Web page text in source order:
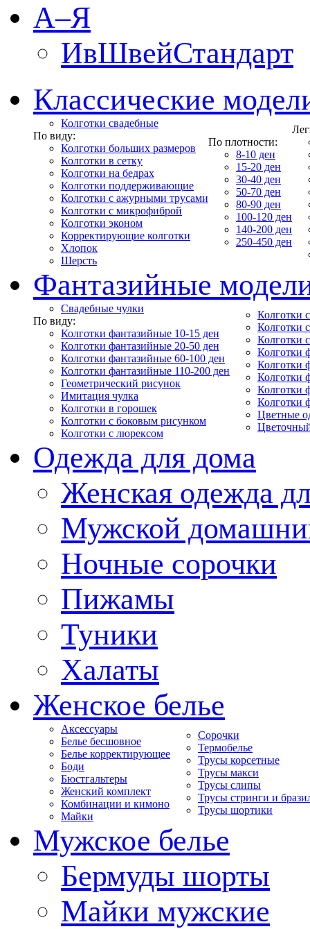
А–Я
ИвШвейСтандарт
Классические
Колготки свадебные
По виду:
Колготки больших размеров
Колготки в сетку
Колготки на бедрах
Колготки поддерживающие
Колготки с ажурными трусами
Колготки с микрофиброй
Колготки эконом
Корректирующие колготки
Хлопок
Шерсть
По плотности:
8-10 ден
15-20 ден
30-40 ден
50-70 ден
80-90 ден
100-120 ден
140-200 ден
250-450 ден
Фантазийные
Свадебные чулки
По виду:
Колготки фантазийные 10-15 ден
Колготки фантазийные 20-50 ден
Колготки фантазийные 60-100 ден
Колготки фантазийные 110-200 ден
Геометрический рисунок
Имитация чулка
Колготки в горошек
Колготки с боковым рисунком
Колготки с люрексом
Колготки
Колготки
Колготки
Колготки
Колготки
Колготки
Колготки
Колготки
Цветные
Одежда для дома
Женская одежда
Мужской
Ночные сорочки
Пижамы
Туники
Халаты
Женское белье
Аксессуары
Белье бесшовное
Белье корректирующее
Боди
Бюстгальтеры
Женский комплект
Комбинации и кимоно
Майки
Сорочки
Термобелье
Трусы корсетные
Трусы макси
Трусы слипы
Трусы стринги и
Трусы шортики
Мужское белье
Бермуды шорты
Майки мужские